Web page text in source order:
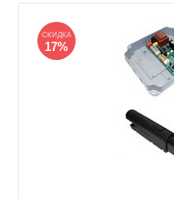
СКИДКА
17%